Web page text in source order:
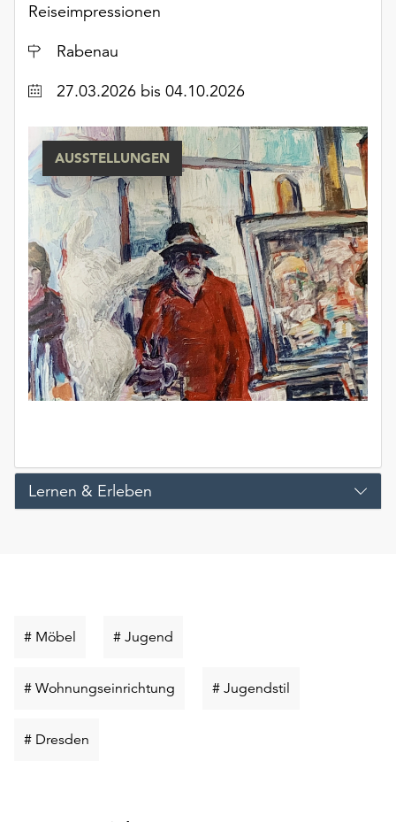
Reiseimpressionen
Ort
Rabenau
Datum27.03.2026 bis 04.10.2026
AUSSTELLUNGEN
Lernen & Erleben
# Möbel Schlüsselwort
# Jugend
# Wohnungseinrichtung Schlüsselwort
# Jugendstil
# Dresden